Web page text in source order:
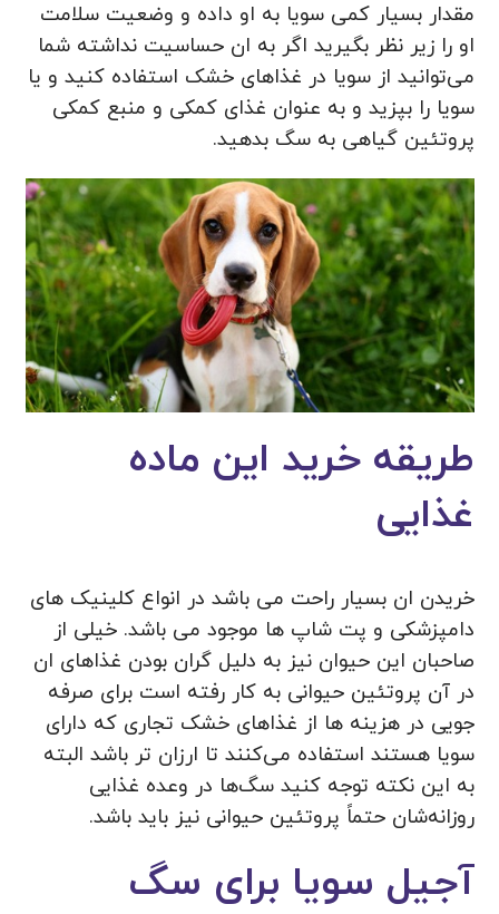
مقدار بسیار کمی سویا به او داده و وضعیت سلامت
او را زیر نظر بگیرید اگر به ان حساسیت نداشته شما
می‌توانید از سویا در غذاهای خشک استفاده کنید و یا
سویا را بپزید و به عنوان غذای کمکی و منبع کمکی
پروتئین گیاهی به سگ بدهید.
طریقه خرید این ماده
غذایی
خریدن ان بسیار راحت می باشد در انواع کلینیک های
دامپزشکی و پت شاپ ها موجود می باشد. خیلی از
صاحبان این حیوان نیز به دلیل گران بودن غذاهای ان
در آن پروتئین حیوانی به کار رفته است برای صرفه
جویی در هزینه ها از غذاهای خشک تجاری که دارای
سویا هستند استفاده می‌کنند تا ارزان تر باشد البته
به این نکته توجه کنید سگ‌ها در وعده غذایی
روزانه‌شان حتماً پروتئین حیوانی نیز باید باشد.
آجیل سویا برای سگ